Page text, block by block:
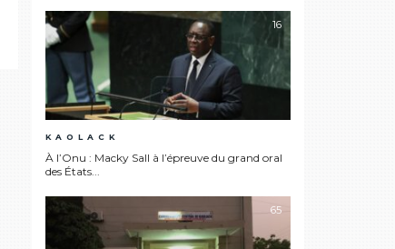
16
KAOLACK
À l’Onu : Macky Sall à l’épreuve du grand oral
des États...
65